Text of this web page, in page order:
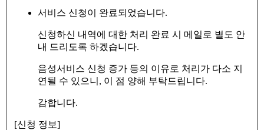
서비스 신청이 완료되었습니다.
신청하신 내역에 대한 처리 완료 시 메일로 별도 안
내 드리도록 하겠습니다.
음성서비스 신청 증가 등의 이유로 처리가 다소 지
연될 수 있으니, 이 점 양해 부탁드립니다.
감합니다.
[신청 정보]